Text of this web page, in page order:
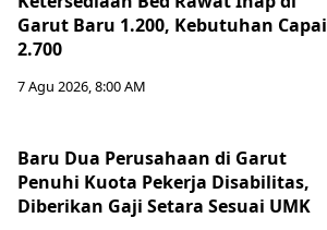
Garut Baru 1.200, Kebutuhan Capai
2.700
7 Agu 2026, 8:00 AM
Baru Dua Perusahaan di Garut
Penuhi Kuota Pekerja Disabilitas,
Diberikan Gaji Setara Sesuai UMK